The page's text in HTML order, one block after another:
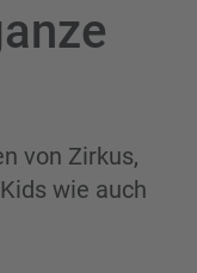
von Zirkus,
wie auch